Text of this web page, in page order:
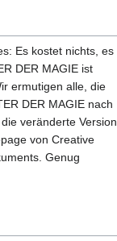
Es kostet nichts, es
DER MAGIE ist
ermutigen alle, die
DER MAGIE nach
veränderte Version
von Creative
Genug